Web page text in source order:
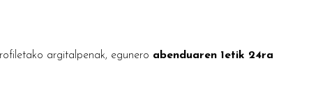
argitalpenak, egunero abenduaren 1etik 24ra